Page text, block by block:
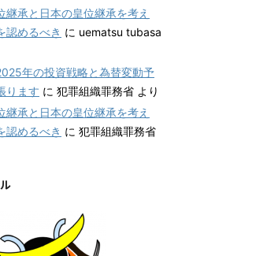
継承と日本の皇位継承を考え
認めるべき に uematsu tubasa
年の投資戦略と為替変動予
ります に 犯罪組織罪務省 より
継承と日本の皇位継承を考え
認めるべき に 犯罪組織罪務省